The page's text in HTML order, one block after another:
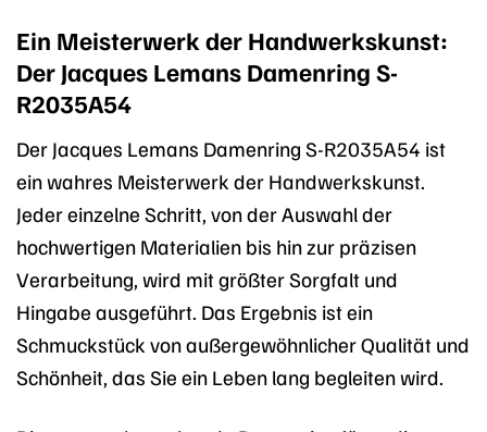
Ein Meisterwerk der Handwerkskunst:
Der Jacques Lemans Damenring S-
R2035A54
Der Jacques Lemans Damenring S-R2035A54 ist
ein wahres Meisterwerk der Handwerkskunst.
Jeder einzelne Schritt, von der Auswahl der
hochwertigen Materialien bis hin zur präzisen
Verarbeitung, wird mit größter Sorgfalt und
Hingabe ausgeführt. Das Ergebnis ist ein
Schmuckstück von außergewöhnlicher Qualität und
Schönheit, das Sie ein Leben lang begleiten wird.